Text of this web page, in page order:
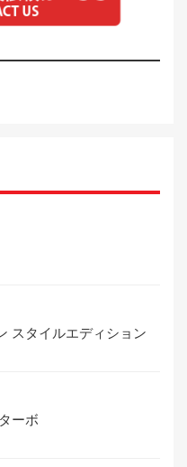
スタイルエディション
ーボ